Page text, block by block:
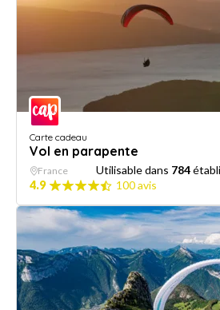
Carte cadeau
Vol en parapente
France Utilisable dans 784
4.9
100 avis